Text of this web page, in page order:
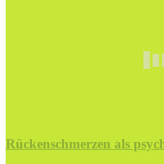
Rückenschmerzen als